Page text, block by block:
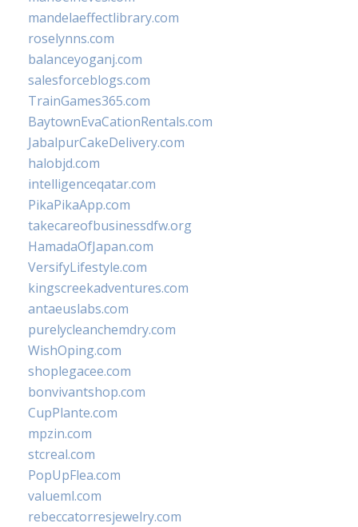
mandelaeffectlibrary.com
roselynns.com
balanceyoganj.com
salesforceblogs.com
TrainGames365.com
BaytownEvaCationRentals.com
JabalpurCakeDelivery.com
halobjd.com
intelligenceqatar.com
PikaPikaApp.com
takecareofbusinessdfw.org
HamadaOfJapan.com
VersifyLifestyle.com
kingscreekadventures.com
antaeuslabs.com
purelycleanchemdry.com
WishOping.com
shoplegacee.com
bonvivantshop.com
CupPlante.com
mpzin.com
stcreal.com
PopUpFlea.com
valueml.com
rebeccatorresjewelry.com